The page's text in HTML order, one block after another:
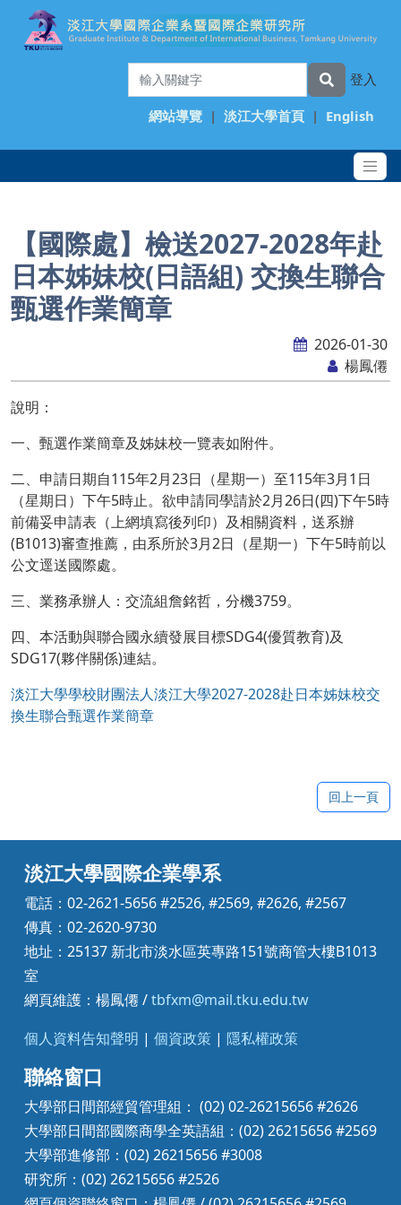
登入
網站導覽 | 淡江大學首頁 | English
【國際處】檢送2027-2028年赴
日本姊妹校(日語組) 交換生聯合
甄選作業簡章
2026-01-30
楊鳳僊
說明：
一、甄選作業簡章及姊妹校一覽表如附件。
二、申請日期自115年2月23日（星期一）至115年3月1日
（星期日）下午5時止。欲申請同學請於2月26日(四)下午5時
前備妥申請表（上網填寫後列印）及相關資料，送系辦
(B1013)審查推薦，由系所於3月2日（星期一）下午5時前以
公文逕送國際處。
三、業務承辦人：交流組詹銘哲，分機3759。
四、本活動與聯合國永續發展目標SDG4(優質教育)及
SDG17(夥伴關係)連結。
淡江大學學校財團法人淡江大學2027-2028赴日本姊妹校交
換生聯合甄選作業簡章
回上一頁
淡江大學國際企業學系
電話：02-2621-5656 #2526, #2569, #2626, #2567
傳真：02-2620-9730
地址：25137 新北市淡水區英專路151號商管大樓B1013
室
網頁維護：楊鳳僊 /tbfxm@mail.tku.edu.tw
個人資料告知聲明 | 個資政策 | 隱私權政策
聯絡窗口
大學部日間部經貿管理組： (02) 02-26215656 #2626
大學部日間部國際商學全英語組：(02) 26215656 #2569
大學部進修部：(02) 26215656 #3008
研究所：(02) 26215656 #2526